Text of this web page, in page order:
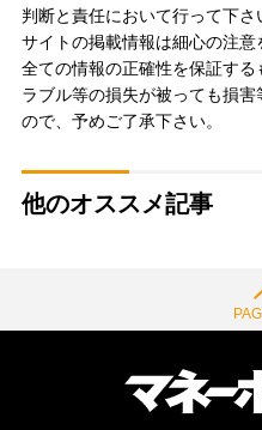
判断と責任において行って下
サイトの掲載情報は細心の注
全ての情報の正確性を保証す
ラブル等の損失が被っても損
ので、予めご了承下さい。
他のオススメ記事